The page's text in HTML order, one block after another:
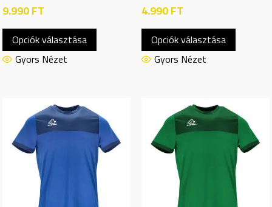
9.990FT
Opciók választása
Ennek
A
változatok
a
termékoldalon
választhatók
ki
Gyors Nézet
4.990FT
Opciók választása
Ennek
A
a
ki
Gyors Nézet